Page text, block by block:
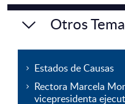
Otros
Estados de Causas
Rectora Marcela
vicepresidenta